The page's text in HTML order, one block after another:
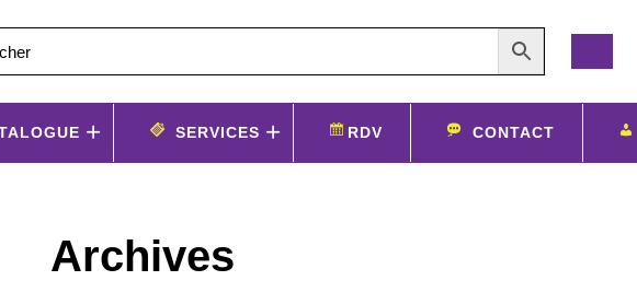
gold
SERVICES RDV CONTACT
Archives